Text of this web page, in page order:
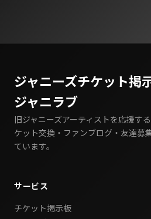
ジャニーズチケット掲
ジャニラブ
旧ジャニーズアーティストを応援す
ケット交換・ファンブログ・友達募
ています。
サービス
チケット掲示板